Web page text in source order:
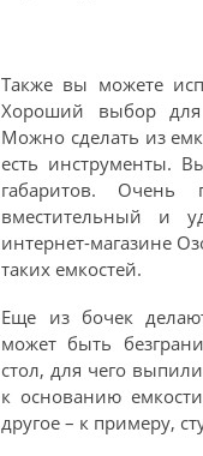
Также вы можете
Хороший выбор
Можно сделать из
есть инструменты.
габаритов.
вместительный и
интернет-магазине
таких емкостей.
Еще из бочек
может быть
стол, для чего
к основанию
другое – к примеру,